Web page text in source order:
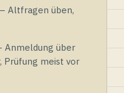
Altfragen üben,
über
Prüfung meist vor